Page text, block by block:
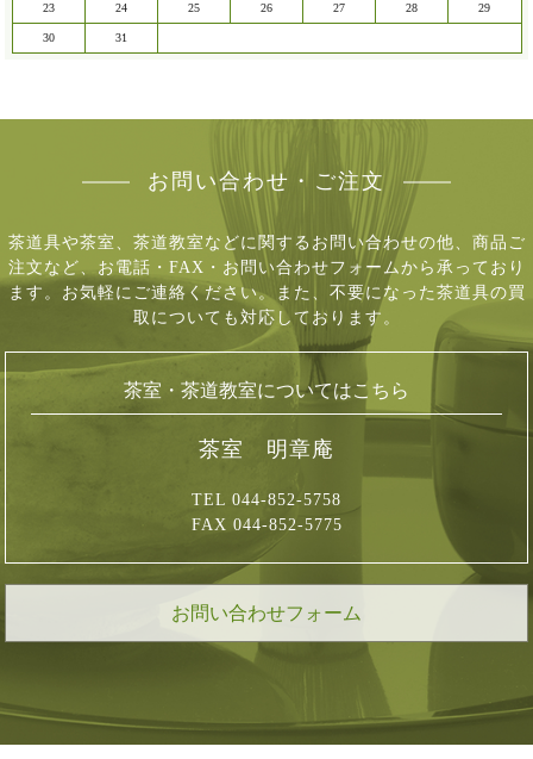
23 24 25 26 27 28 29
30 31
お問い合わせ・ご注文
茶道具や茶室、茶道教室などに関するお問い合わせの他、商品ご
注文など、 お電話・FAX・お問い合わせフォームから承っており
ます。お気軽にご連絡ください。 また、不要になった茶道具の買
取についても対応しております。
茶室・茶道教室についてはこちら
茶室 明章庵
TEL 044-852-5758
FAX 044-852-5775
お問い合わせフォーム